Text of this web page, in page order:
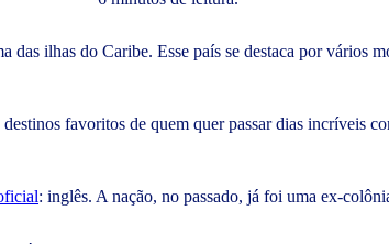
ilhas do Caribe. Esse país se destaca por vários
favoritos de quem quer passar dias incríveis
: inglês. A nação, no passado, já foi uma ex-